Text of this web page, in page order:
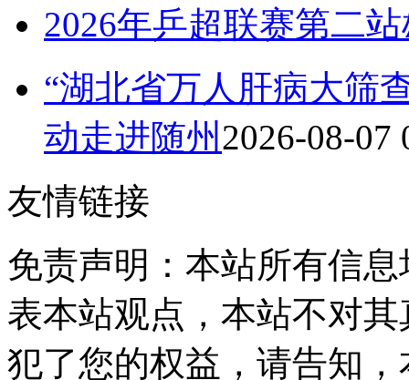
2026年乒超联赛第二
“湖北省万人肝病大筛
动走进随州 2026-08-07
友情链接
免责声明：本站所有信
表本站观点，本站不对
犯了您的权益，请告知